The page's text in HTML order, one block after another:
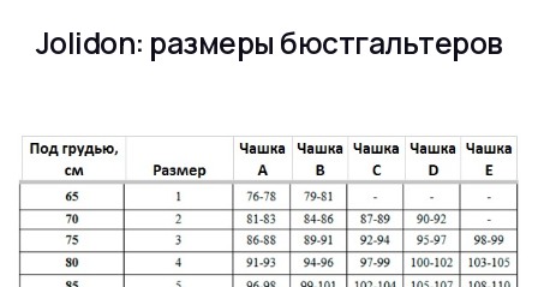
Jolidon: размеры бюстгальтеров